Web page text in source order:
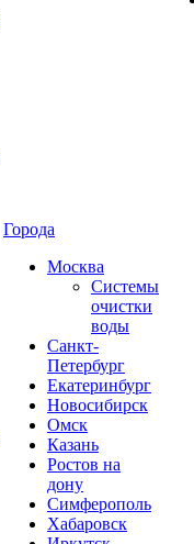
Города
Москва
Системы
очистки
воды
Санкт-
Петербург
Екатеринбург
Новосибирск
Омск
Казань
Ростов на
дону
Симферополь
Хабаровск